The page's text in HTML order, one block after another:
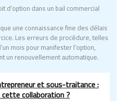
d’option dans un bail commercial
une connaissance fine des délais
Les erreurs de procédure, telles
mois pour manifester l’option,
un renouvellement automatique.
et sous-traitance :
collaboration ?